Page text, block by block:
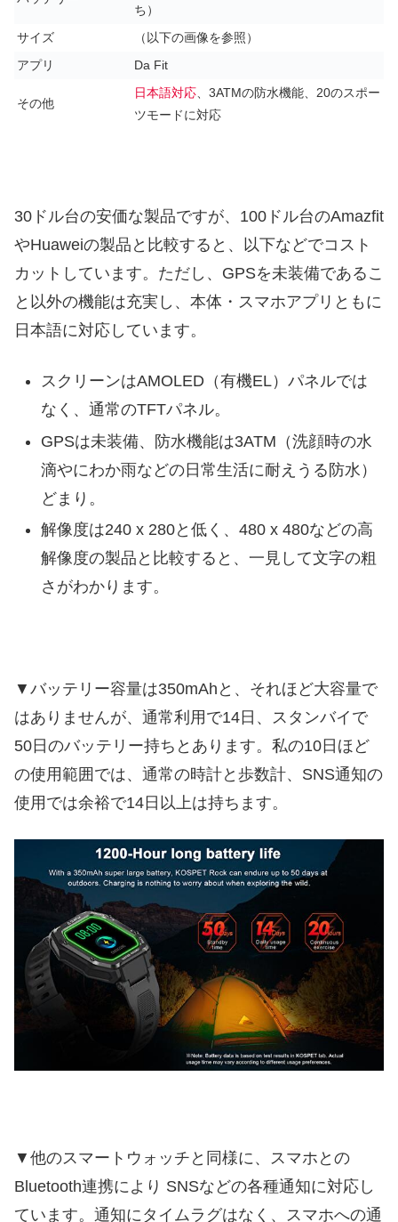
ち）
サイズ
（以下の画像を参照）
アプリ
Da Fit
その他
日本語対応 、3ATMの防水機能、20のスポー
ツモードに対応
30ドル台の安価な製品ですが、100ドル台のAmazfit
やHuaweiの製品と比較すると、以下などでコスト
カットしています。ただし、GPSを未装備であるこ
と以外の機能は充実し、本体・スマホアプリともに
日本語に対応しています。
スクリーンはAMOLED（有機EL）パネルでは
なく、通常のTFTパネル。
GPSは未装備、防水機能は3ATM（洗顔時の水
滴やにわか雨などの日常生活に耐えうる防水）
どまり。
解像度は240 x 280と低く、480 x 480などの高
解像度の製品と比較すると、一見して文字の粗
さがわかります。
▼バッテリー容量は350mAhと、それほど大容量で
はありませんが、通常利用で14日、スタンバイで
50日のバッテリー持ちとあります。私の10日ほど
の使用範囲では、通常の時計と歩数計、SNS通知の
使用では余裕で14日以上は持ちます。
▼他のスマートウォッチと同様に、スマホとの
Bluetooth連携により SNSなどの各種通知に対応し
ています。通知にタイムラグはなく、スマホへの通